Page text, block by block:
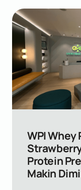
WPI
Protein
Makin